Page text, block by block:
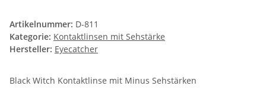
Artikelnummer: D-811
Kategorie: Kontaktlinsen mit Sehstärke
Hersteller: Eyecatcher
Black Witch Kontaktlinse mit Minus Sehstärken